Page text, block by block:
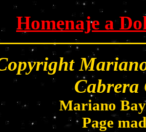
Homenaje a
Cabrera
Mariano
Page